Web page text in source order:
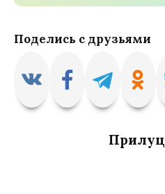
Поделись с друзьями